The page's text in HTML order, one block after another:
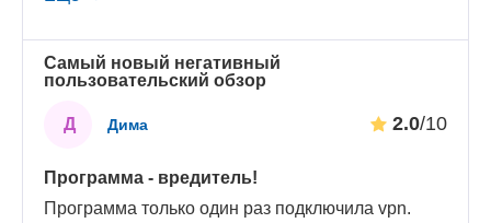
Самый новый негативный
пользовательский обзор
Д Дима 2.0/10
Программа - вредитель!
Программа только один раз подключила vpn.